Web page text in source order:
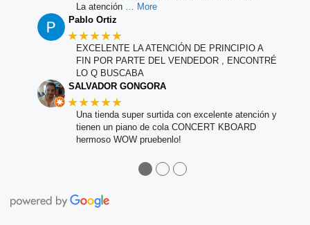
La atención
… More
Pablo Ortiz
★★★★★
EXCELENTE LA ATENCIÓN DE PRINCIPIO A
FIN POR PARTE DEL VENDEDOR , ENCONTRÉ
LO Q BUSCABA
SALVADOR GONGORA
★★★★★
Una tienda super surtida con excelente atención y
tienen un piano de cola CONCERT KBOARD
hermoso WOW pruebenlo!
●●●